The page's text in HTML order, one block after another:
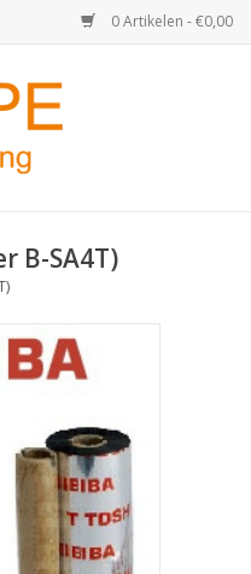
0 Artikelen - €0,00
B-SA4T)